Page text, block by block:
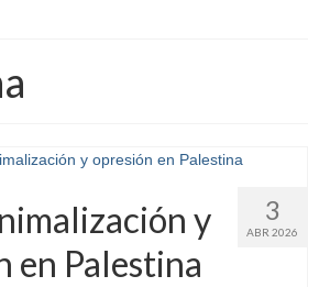
3
ABR 2026
y
en Palestina